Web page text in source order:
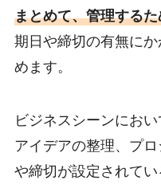
まとめて、管理する
期日や締切の有無に
めます。
ビジネスシーンにお
アイデアの整理、プ
や締切が設定されて